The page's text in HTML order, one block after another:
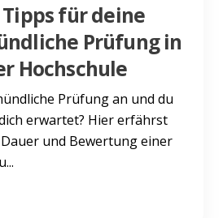
für deine
Prüfung in
Hochschule
Prüfung an und du
erwartet? Hier erfährst
und Bewertung einer